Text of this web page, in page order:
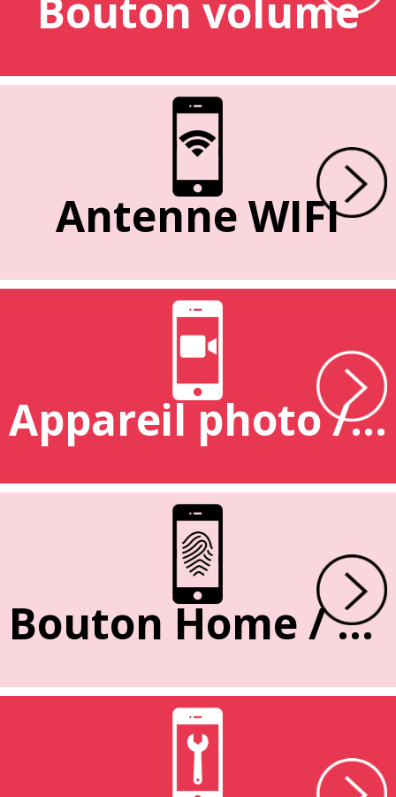
Bouton volume
Antenne WIFI
Appareil photo / caméra
Bouton Home / Empreinte